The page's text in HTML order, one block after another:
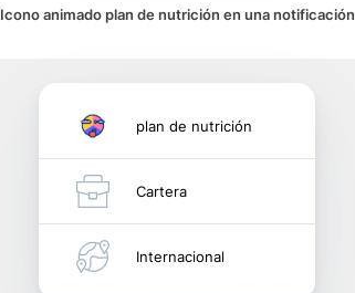
Icono animado plan de nutrición en una notificación
plan de nutrición
Cartera
Internacional